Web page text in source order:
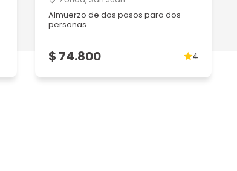
Almuerzo de dos pasos para dos
personas
$ 74.800 4